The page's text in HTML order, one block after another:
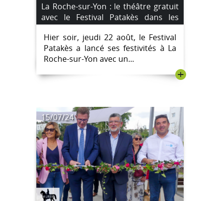
La Roche-sur-Yon : le théâtre gratuit
avec le Festival Patakès dans les
quartiers a débuté hier soir à l'école
Jean Moulin
Hier soir, jeudi 22 août, le Festival
Patakès a lancé ses festivités à La
Roche-sur-Yon avec un...
+
15/07/24